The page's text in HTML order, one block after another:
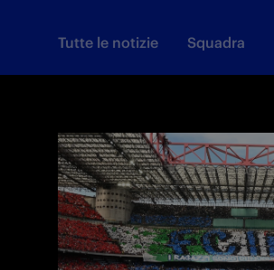
Tutte le notizie Squadra